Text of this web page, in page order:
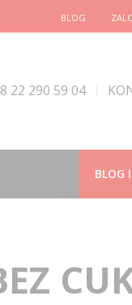
BLOG
22 290 59 04
BLOG